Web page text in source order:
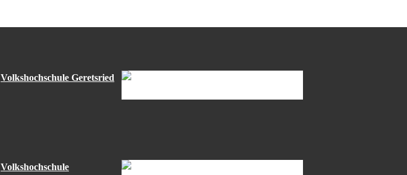
Volkshochschule Geretsried
Volkshochschule